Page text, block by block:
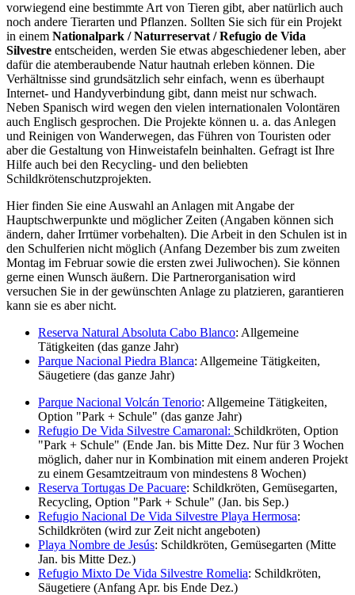
vorwiegend eine bestimmte Art von Tieren gibt, aber natürlich auch
noch andere Tierarten und Pflanzen. Sollten Sie sich für ein Projekt
in einem Nationalpark / Naturreservat / Refugio de Vida
Silvestre entscheiden, werden Sie etwas abgeschiedener leben, aber
dafür die atemberaubende Natur hautnah erleben können. Die
Verhältnisse sind grundsätzlich sehr einfach, wenn es überhaupt
Internet- und Handyverbindung gibt, dann meist nur schwach.
Neben Spanisch wird wegen den vielen internationalen Volontären
auch Englisch gesprochen. Die Projekte können u. a. das Anlegen
und Reinigen von Wanderwegen, das ­Führen von Touristen oder
aber die Gestaltung von Hinweistafeln beinhalten. Gefragt ist Ihre
Hilfe auch bei den Recycling- und den beliebten
Schildkrötenschutzprojekten.
Hier finden Sie eine Auswahl an Anlagen mit Angabe der
Hauptschwerpunkte und möglicher Zeiten (Angaben können sich
ändern, daher Irrtümer vorbehalten). Die Arbeit in den Schulen ist in
den Schulferien nicht möglich (Anfang Dezember bis zum zweiten
Montag im Februar sowie die ersten zwei Juliwochen). Sie können
gerne einen Wunsch äußern. Die Partnerorganisation wird
versuchen Sie in der gewünschten Anlage zu platzieren, garantieren
kann sie es aber nicht.
Reserva Natural Absoluta Cabo Blanco: Allgemeine
Tätigkeiten (das ganze Jahr)
Parque Nacional Piedra Blanca: Allgemeine Tätigkeiten,
Säugetiere (das ganze Jahr)
Parque Nacional Volcán Tenorio: Allgemeine Tätigkeiten,
Option "Park + Schule" (das ganze Jahr)
Refugio De Vida Silvestre Camaronal: Schildkröten, Option
"Park + Schule" (Ende Jan. bis Mitte Dez. Nur für 3 Wochen
möglich, daher nur in Kombination mit einem anderen Projekt
zu einem Gesamtzeitraum von mindestens 8 Wochen)
Reserva Tortugas De Pacuare: Schildkröten, Gemüsegarten,
Recycling, Option "Park + Schule" (Jan. bis Sep.)
Refugio Nacional De Vida Silvestre Playa Hermosa:
Schildkröten (wird zur Zeit nicht angeboten)
Playa Nombre de Jesús: Schildkröten, Gemüsegarten (Mitte
Jan. bis Mitte Dez.)
Refugio Mixto De Vida Silvestre Romelia: Schildkröten,
Säugetiere (Anfang Apr. bis Ende Dez.)